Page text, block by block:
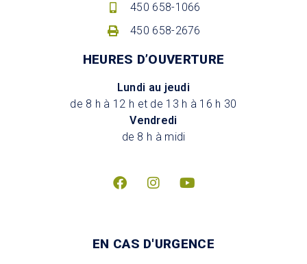
450 658-1066
450 658-2676
HEURES D’OUVERTURE
Lundi au jeudi
de 8 h à 12 h et de 13 h à 16 h 30
Vendredi
de 8 h à midi
EN CAS D'URGENCE